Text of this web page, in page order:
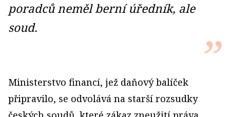
poradců neměl berní úředník, ale
soud.
Ministerstvo financí, jež daňový balíček
připravilo, se odvolává na starší rozsudky